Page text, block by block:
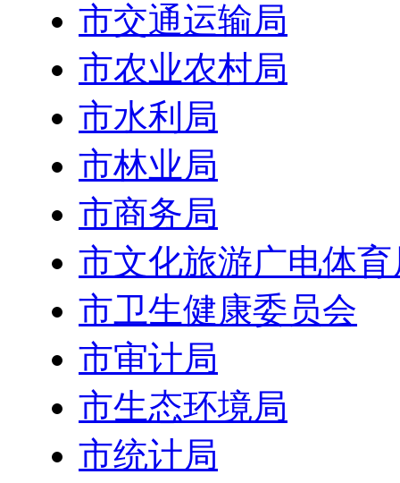
市交通运输局
市农业农村局
市水利局
市林业局
市商务局
市文化旅游广电体育
市卫生健康委员会
市审计局
市生态环境局
市统计局